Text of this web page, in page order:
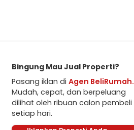
Bingung Mau Jual Properti?
Pasang iklan di Agen BeliRumah.
Mudah, cepat, dan berpeluang
dilihat oleh ribuan calon pembeli
setiap hari.